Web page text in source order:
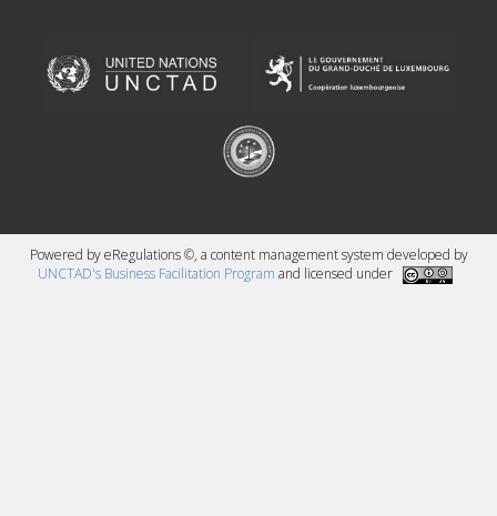
Powered by eRegulations ©, a content management system developed by
UNCTAD's Business Facilitation Program and licensed under